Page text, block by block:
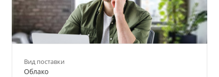
Вид поставки
Облако